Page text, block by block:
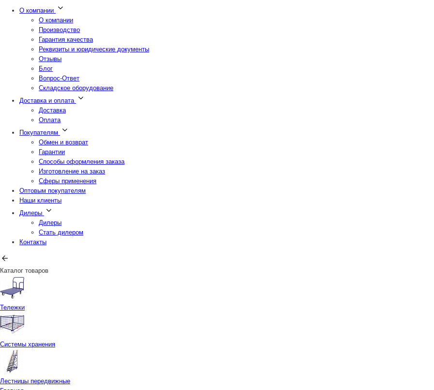
О компании
О компании
Производство
Гарантия качества
Реквизиты и юридические документы
Отзывы
Блог
Вопрос-Ответ
Складское оборудование
Доставка и оплата
Доставка
Оплата
Покупателям
Обмен и возврат
Гарантии
Способы оформления заказа
Изготовление на заказ
Сферы применения
Оптовым покупателям
Наши клиенты
Дилеры
Дилеры
Стать дилером
Контакты
Каталог товаров
Тележки
Системы хранения
Лестницы передвижные